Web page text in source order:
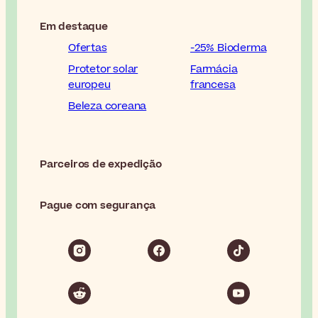
Em destaque
Ofertas
-25% Bioderma
Protetor solar
europeu
Farmácia
francesa
Beleza coreana
Parceiros de expedição
Pague com segurança